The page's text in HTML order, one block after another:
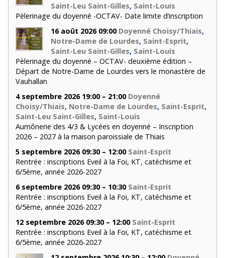
Saint-Leu Saint-Gilles, Saint-Louis
Pèlerinage du doyenné -OCTAV- Date limite d’inscription
16 août 2026 09:00 Doyenné Choisy/Thiais,
Notre-Dame de Lourdes, Saint-Esprit,
Saint-Leu Saint-Gilles, Saint-Louis
Pèlerinage du doyenné – OCTAV- deuxième édition –
Départ de Notre-Dame de Lourdes vers le monastère de
Vauhallan
4 septembre 2026 19:00 – 21:00 Doyenné
Choisy/Thiais, Notre-Dame de Lourdes, Saint-Esprit,
Saint-Leu Saint-Gilles, Saint-Louis
Aumônerie des 4/3 & Lycées en doyenné – Inscription
2026 – 2027 à la maison paroissiale de Thiais
5 septembre 2026 09:30 – 12:00 Saint-Esprit
Rentrée : inscriptions Eveil à la Foi, KT, catéchisme et
6/5ème, année 2026-2027
6 septembre 2026 09:30 – 10:30 Saint-Esprit
Rentrée : inscriptions Eveil à la Foi, KT, catéchisme et
6/5ème, année 2026-2027
12 septembre 2026 09:30 – 12:00 Saint-Esprit
Rentrée : inscriptions Eveil à la Foi, KT, catéchisme et
6/5ème, année 2026-2027